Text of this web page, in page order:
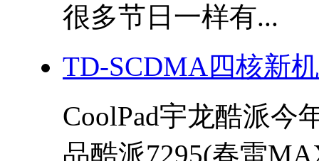
很多节日一样有...
TD-SCDMA四核新
CoolPad宇龙酷派今
品酷派7295(春雷